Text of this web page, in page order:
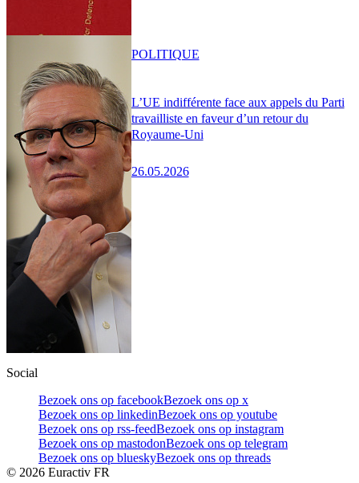
L’UE indifférente face aux appels du Parti
travailliste en faveur d’un retour du
Royaume-Uni
26.05.2026
POLITIQUE
Social
Bezoek ons op facebookBezoek ons op x
Bezoek ons op linkedinBezoek ons op youtube
Bezoek ons op rss-feedBezoek ons op instagram
Bezoek ons op mastodonBezoek ons op telegram
Bezoek ons op blueskyBezoek ons op threads
© 2026 Euractiv FR